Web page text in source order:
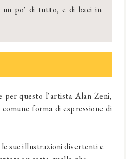
un po' di tutto, e di baci in
per questo l'artista Alan Zeni,
forma di espressione di
sue illustrazioni divertenti e